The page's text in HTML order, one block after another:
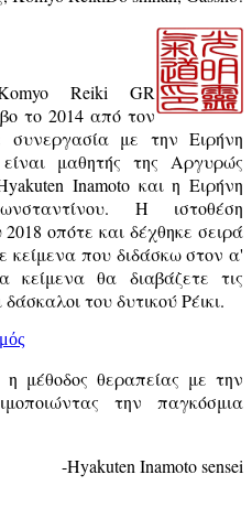
Reiki GR
το 2014 από τον
συνεργασία με την Ειρήνη
μαθητής της Αργυρώς
Inamoto και η Ειρήνη
Η ιστοθέση
οπότε και δέχθηκε σειρά
κείμενα που διδάσκω στον α'
κείμενα θα διαβάζετε τις
του δυτικού Ρέικι.
μέθοδος θεραπείας με την
την παγκόσμια
-Hyakuten Inamoto sensei